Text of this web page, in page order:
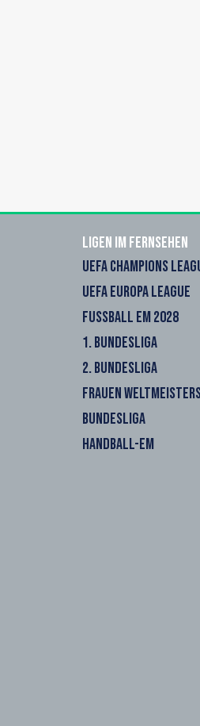
Ligen im Fernsehen
UEFA CHAMPIONS
UEFA EUROPA LEAGUE
FUSSBALL EM 2028
1. BUNDESLIGA
2. BUNDESLIGA
FRAUEN
BUNDESLIGA
HANDBALL-EM